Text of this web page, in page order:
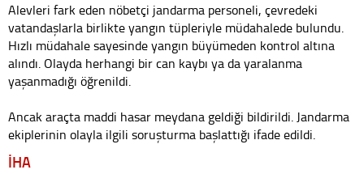
Alevleri fark eden nöbetçi jandarma personeli, çevredeki
vatandaşlarla birlikte yangın tüpleriyle müdahalede bulundu.
Hızlı müdahale sayesinde yangın büyümeden kontrol altına
alındı. Olayda herhangi bir can kaybı ya da yaralanma
yaşanmadığı öğrenildi.
Ancak araçta maddi hasar meydana geldiği bildirildi. Jandarma
ekiplerinin olayla ilgili soruşturma başlattığı ifade edildi.
İHA